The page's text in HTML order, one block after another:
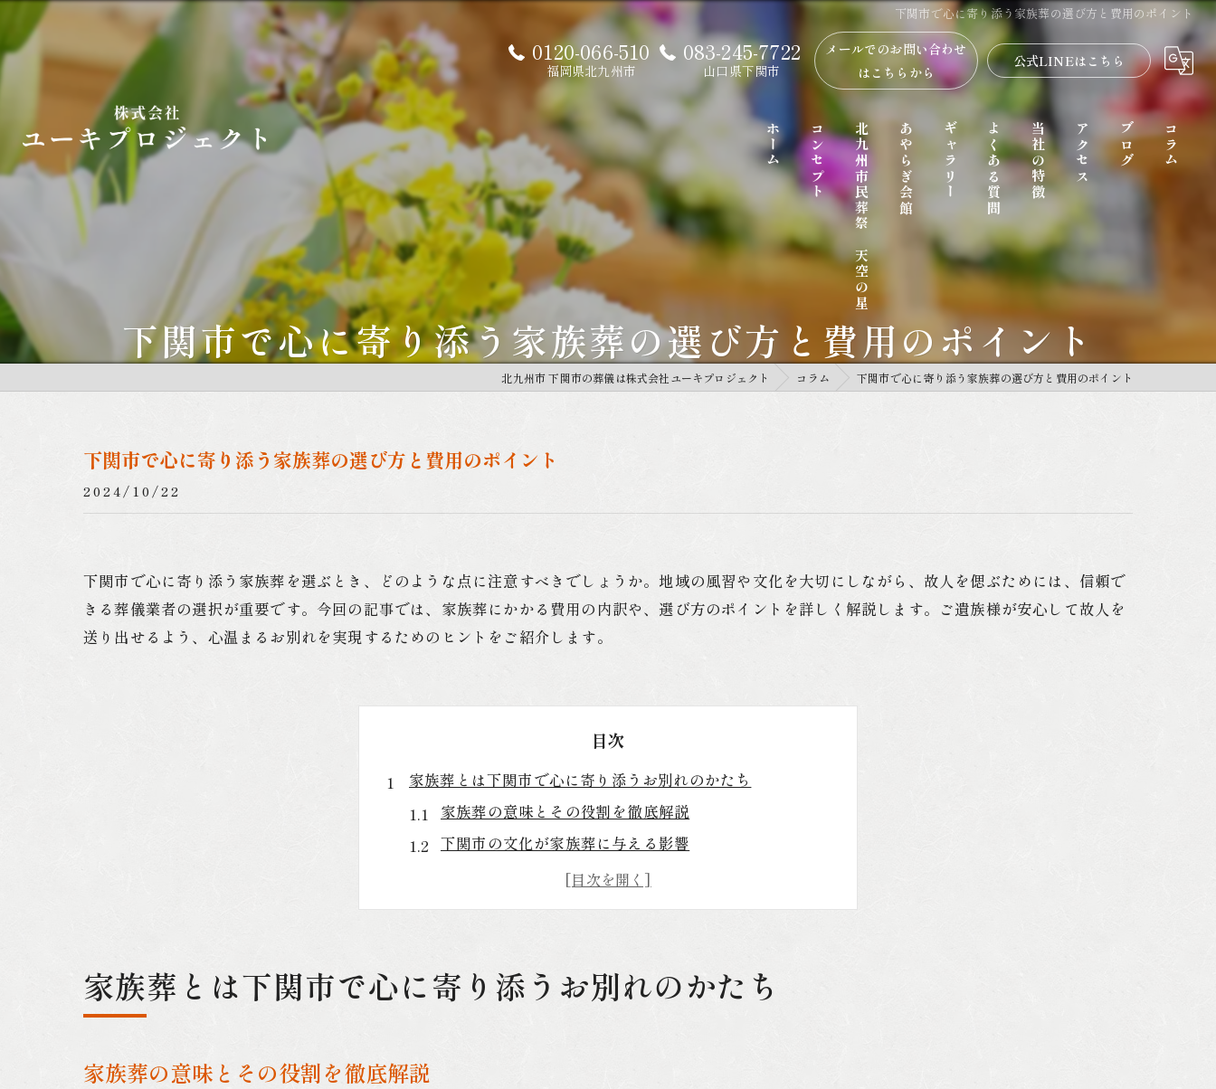
下関市で心に寄り添う家族葬の選び方と費用のポイント
0120-066-510
福岡県北九州市
083-245-7722
山口県下関市
メールでのお問い合わせ
はこちらから
公式LINEはこちら
ホーム コンセプト 北九州市民葬祭 天空の星 あやらぎ会館 ギャラリー よくある質問 当社の特徴
家族葬
アクセス ブログ コラム
下関市で心に寄り添う家族葬の選び方と費用のポイント
北九州市 下関市の葬儀は株式会社ユーキプロジェクト コラム 下関市で心に寄り添う家族葬の選び方と費用のポイント
下関市で心に寄り添う家族葬の選び方と費用のポイント
2024/10/22
下関市で心に寄り添う家族葬を選ぶとき、どのような点に注意すべきでしょうか。地域の風習や文化を大切にしながら、故人を偲ぶためには、信頼で
きる葬儀業者の選択が重要です。今回の記事では、家族葬にかかる費用の内訳や、選び方のポイントを詳しく解説します。ご遺族様が安心して故人を
送り出せるよう、心温まるお別れを実現するためのヒントをご紹介します。
目次
家族葬とは下関市で心に寄り添うお別れのかたち
家族葬の意味とその役割を徹底解説
下関市の文化が家族葬に与える影響
心に寄り添う家族葬の実例紹介
家族葬が下関市で選ばれる理由
故人を偲ぶ家族葬の心温まる場作り
葬儀業者選びのポイント地域に根ざした家族葬
家族葬とは下関市で心に寄り添うお別れのかたち
家族葬の意味とその役割を徹底解説